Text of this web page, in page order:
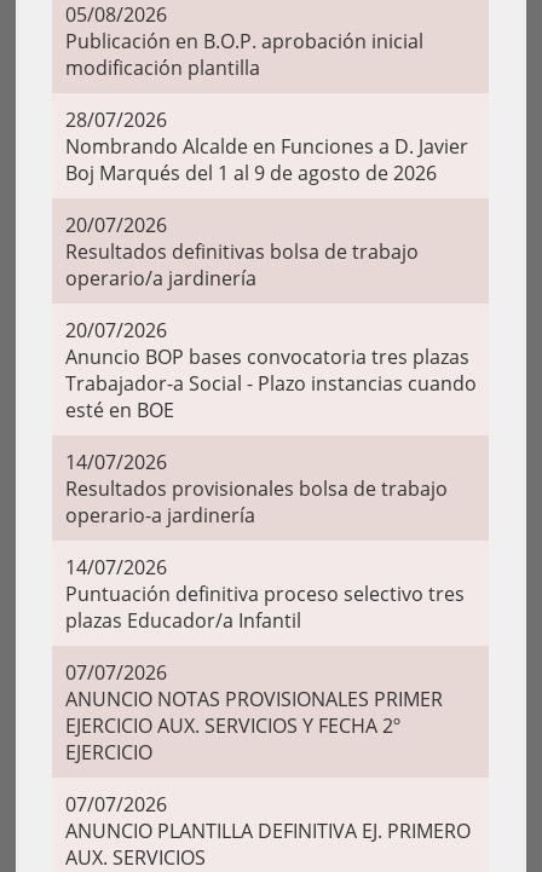
05/08/2026
Publicación en B.O.P. aprobación inicial
modificación plantilla
28/07/2026
Nombrando Alcalde en Funciones a D. Javier
Boj Marqués del 1 al 9 de agosto de 2026
20/07/2026
Resultados definitivas bolsa de trabajo
operario/a jardinería
20/07/2026
Anuncio BOP bases convocatoria tres plazas
Trabajador-a Social - Plazo instancias cuando
esté en BOE
14/07/2026
Resultados provisionales bolsa de trabajo
operario-a jardinería
14/07/2026
Puntuación definitiva proceso selectivo tres
plazas Educador/a Infantil
07/07/2026
ANUNCIO NOTAS PROVISIONALES PRIMER
EJERCICIO AUX. SERVICIOS Y FECHA 2º
EJERCICIO
07/07/2026
ANUNCIO PLANTILLA DEFINITIVA EJ. PRIMERO
AUX. SERVICIOS